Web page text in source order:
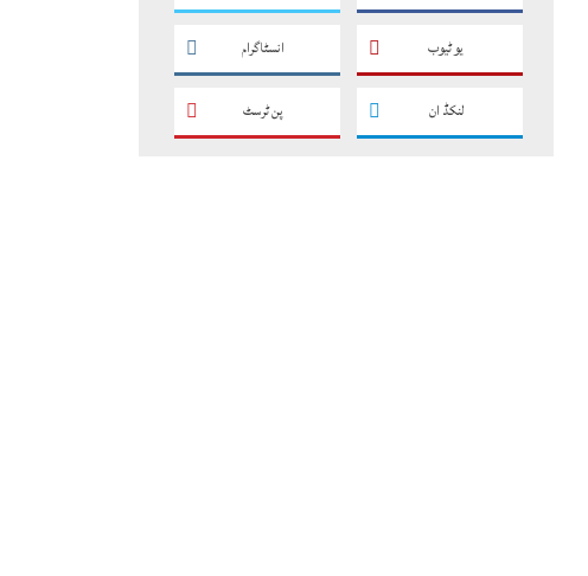
یو ٹیوب انسٹاگرام
لنکڈ ان پن ٹرسٹ